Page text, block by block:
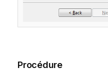
Procédure